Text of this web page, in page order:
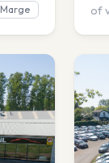
Marge of